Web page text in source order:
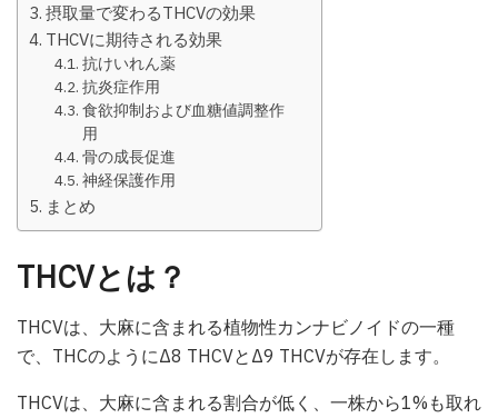
摂取量で変わるTHCVの効果
THCVに期待される効果
抗けいれん薬
抗炎症作用
食欲抑制および血糖値調整作
用
骨の成長促進
神経保護作用
まとめ
THCVとは？
THCVは、大麻に含まれる植物性カンナビノイドの一種
で、THCのようにΔ8 THCVとΔ9 THCVが存在します。
THCVは、大麻に含まれる割合が低く、一株から1%も取れ